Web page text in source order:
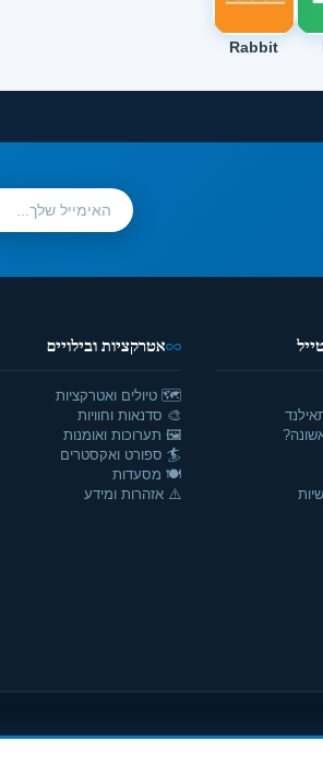
Rabbit
אטרקציות ובילויים
🗺️ טיולים ואטרקציות
🎨 סדנאות וחוויות
🖼️ תערוכות ואומנות
🏄 ספורט ואקסטרים
🍽️ מסעדות
⚠️ אזהרות ומידע